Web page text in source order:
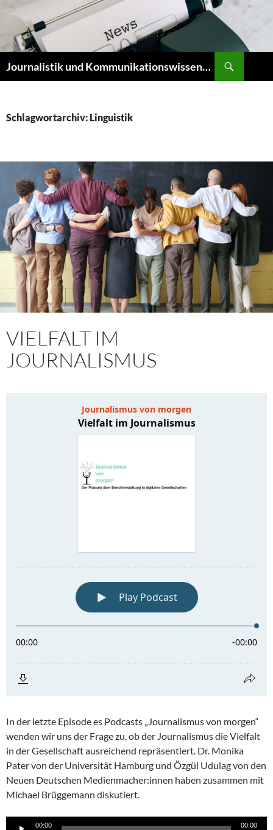
Zum
Inhalt
springen
Journalistik und Kommunikationswissenschaft
Schlagwortarchiv: Linguistik
VIELFALT IM
JOURNALISMUS
In der letzte Episode es Podcasts „Journalismus von morgen“
wenden wir uns der Frage zu, ob der Journalismus die Vielfalt
in der Gesellschaft ausreichend repräsentiert. Dr. Monika
Pater von der Universität Hamburg und Özgül Udulag von den
Neuen Deutschen Medienmacher:innen haben zusammen mit
Michael Brüggemann diskutiert.
Audio-
00:00 00:00